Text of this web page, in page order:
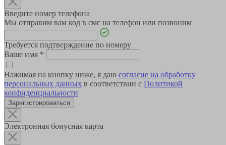
Введите номер телефона
Мы отправим вам код в смс на телефон или позвоним
Требуется подтверждение по номеру
Ваше имя *
Нажимая на кнопку ниже, я даю согласие на обработку
персональных данных в соответствии с Политикой
конфиденциальности
Зарегистрироваться
Электронная бонусная карта